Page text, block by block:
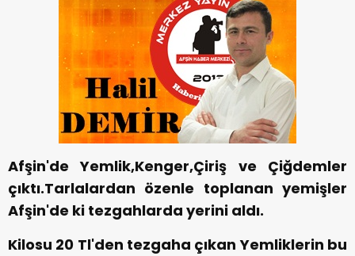
Afşin'de Yemlik,Kenger,Çiriş ve Çiğdemler
çıktı.Tarlalardan özenle toplanan yemişler
Afşin'de ki tezgahlarda yerini aldı.
Kilosu 20 Tl'den tezgaha çıkan Yemliklerin bu